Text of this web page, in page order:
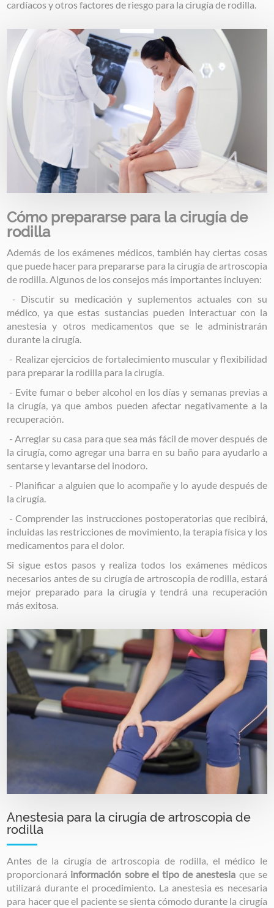
cardíacos y otros factores de riesgo para la cirugía de rodilla.
Image
Cómo prepararse para la cirugía de
rodilla
Además de los exámenes médicos, también hay ciertas cosas
que puede hacer para prepararse para la cirugía de artroscopia
de rodilla. Algunos de los consejos más importantes incluyen:
- Discutir su medicación y suplementos actuales con su
médico, ya que estas sustancias pueden interactuar con la
anestesia y otros medicamentos que se le administrarán
durante la cirugía.
- Realizar ejercicios de fortalecimiento muscular y flexibilidad
para preparar la rodilla para la cirugía.
- Evite fumar o beber alcohol en los días y semanas previas a
la cirugía, ya que ambos pueden afectar negativamente a la
recuperación.
- Arreglar su casa para que sea más fácil de mover después de
la cirugía, como agregar una barra en su baño para ayudarlo a
sentarse y levantarse del inodoro.
- Planificar a alguien que lo acompañe y lo ayude después de
la cirugía.
- Comprender las instrucciones postoperatorias que recibirá,
incluidas las restricciones de movimiento, la terapia física y los
medicamentos para el dolor.
Si sigue estos pasos y realiza todos los exámenes médicos
necesarios antes de su cirugía de artroscopia de rodilla, estará
mejor preparado para la cirugía y tendrá una recuperación
más exitosa.
Image
Anestesia para la cirugía de artroscopia de
rodilla
Antes de la cirugía de artroscopia de rodilla, el médico le
proporcionará información sobre el tipo de anestesia que se
utilizará durante el procedimiento. La anestesia es necesaria
para hacer que el paciente se sienta cómodo durante la cirugía